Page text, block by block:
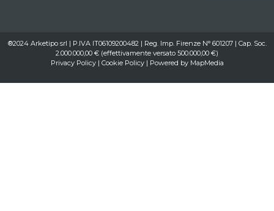
®2024 Arketipo srl | P.IVA IT06109200482 | Reg. Imp. Firenze N° 601207 | Cap. Soc.
2.000.000,00 € (effettivamente versato 500.000,00 €)
Privacy Policy| Cookie Policy| Powered by MapMedia